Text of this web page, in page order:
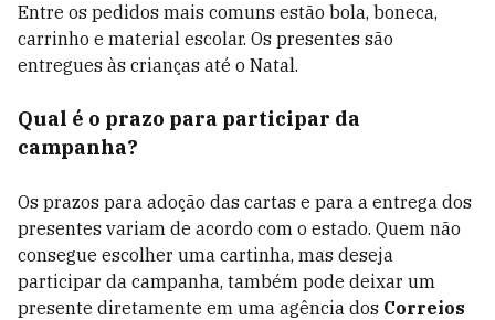
Entre os pedidos mais comuns estão bola, boneca,
carrinho e material escolar. Os presentes são
entregues às crianças até o Natal.
Qual é o prazo para participar da
campanha?
Os prazos para adoção das cartas e para a entrega dos
presentes variam de acordo com o estado. Quem não
consegue escolher uma cartinha, mas deseja
participar da campanha, também pode deixar um
presente diretamente em uma agência dos Correios